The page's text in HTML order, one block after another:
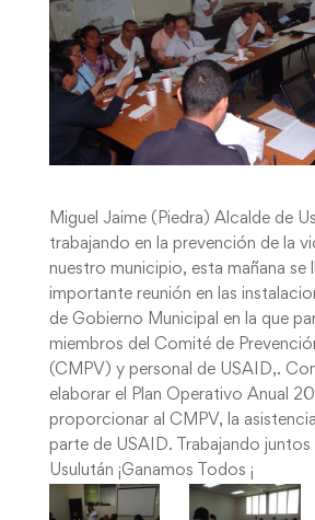
Miguel Jaime (Piedra) Alcalde de
trabajando en la prevención de la
nuestro municipio, esta mañana se
importante reunión en las
de Gobierno Municipal en la que
miembros del Comité de
(CMPV) y personal de USAID,.
elaborar el Plan Operativo Anual
proporcionar al CMPV, la
parte de USAID. Trabajando
Usulután ¡Ganamos Todos ¡